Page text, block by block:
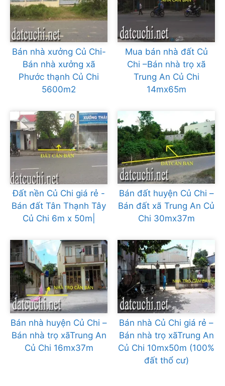
Bán nhà xưởng Củ Chi-
Bán nhà xưởng xã
Phước thạnh Củ Chi
5600m2
Mua bán nhà đất Củ
Chi –Bán nhà trọ xã
Trung An Củ Chi
14mx65m
Đất nền Củ Chi giá rẻ -
Bán đất Tân Thạnh Tây
Củ Chi 6m x 50m|
Bán đất huyện Củ Chi –
Bán đất xã Trung An Củ
Chi 30mx37m
Bán nhà huyện Củ Chi –
Bán nhà trọ xãTrung An
Củ Chi 16mx37m
Bán nhà Củ Chi giá rẻ –
Bán nhà trọ xãTrung An
Củ Chi 10mx50m (100%
đất thổ cư)